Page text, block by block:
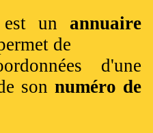
est un annuaire
de
d'une
son numéro de